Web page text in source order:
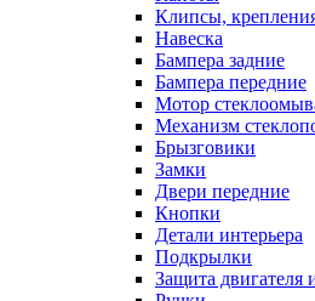
Клипсы,
Навеска
Бампера задние
Бампера передние
Мотор
Механизм
Брызговики
Замки
Двери передние
Кнопки
Детали интерьера
Подкрылки
Защита